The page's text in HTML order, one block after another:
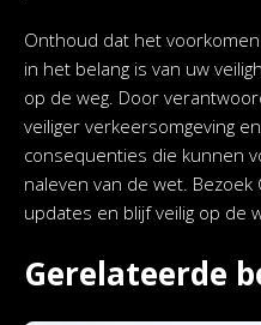
Onthoud dat het
in het belang is van uw
op de weg. Door
veiliger verkeersomgeving
consequenties die kunnen
naleven van de wet.
updates en blijf veilig op de
Gerelateerde